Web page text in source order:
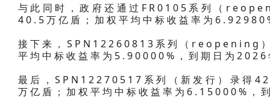
与此同时，政府还通过FR0105系列（
40.5万亿盾；加权平均中标收益率为
接下来，SPN12260813系列（reopening
平均中标收益率为5.90000%，到期日为
最后，SPN12270517系列（新发行）录得
万亿盾；加权平均中标收益率为6.15000%